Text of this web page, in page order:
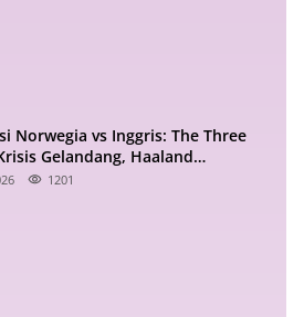
Norwegia vs Inggris: The Three
Gelandang, Haaland
1201